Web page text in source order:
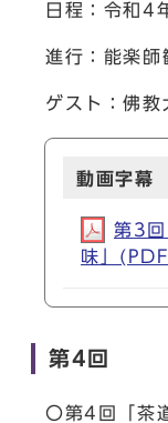
日程：令和4
進行：能楽
ゲスト：佛
動画字幕
第3回
味」
第4回
〇第4回「茶